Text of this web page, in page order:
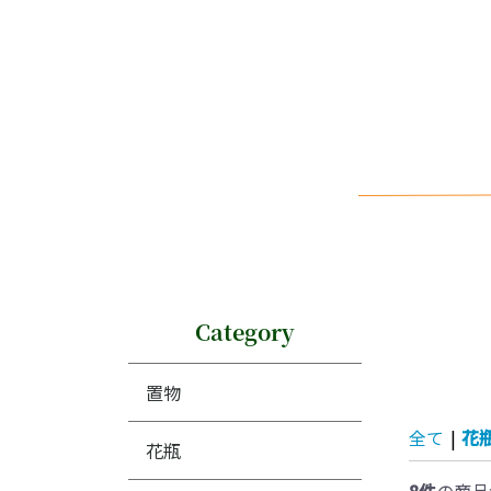
Category
置物
花瓶 全て | 花